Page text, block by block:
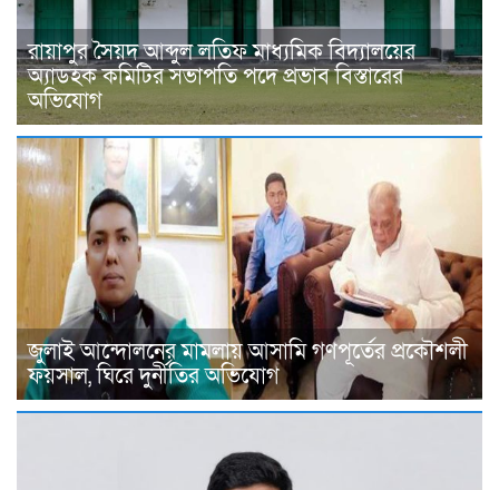
রায়াপুর সৈয়দ আব্দুল লতিফ মাধ্যমিক বিদ্যালয়ের
অ্যাডহক কমিটির সভাপতি পদে প্রভাব বিস্তারের
অভিযোগ
জুলাই আন্দোলনের মামলায় আসামি গণপূর্তের প্রকৌশলী
ফয়সাল, ঘিরে দুর্নীতির অভিযোগ